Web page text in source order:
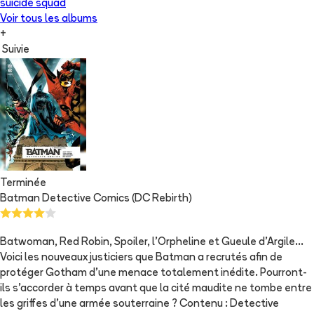
suicide squad
Voir tous les albums
+
Suivie
Terminée
Batman Detective Comics (DC Rebirth)
Batwoman, Red Robin, Spoiler, l'Orpheline et Gueule d'Argile...
Voici les nouveaux justiciers que Batman a recrutés afin de
protéger Gotham d'une menace totalement inédite. Pourront-
ils s'accorder à temps avant que la cité maudite ne tombe entre
les griffes d'une armée souterraine ? Contenu : Detective